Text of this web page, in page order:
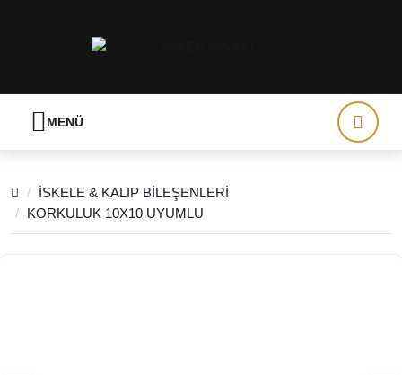
MENÜ
İSKELE & KALIP BİLEŞENLERİ
KORKULUK 10X10 UYUMLU